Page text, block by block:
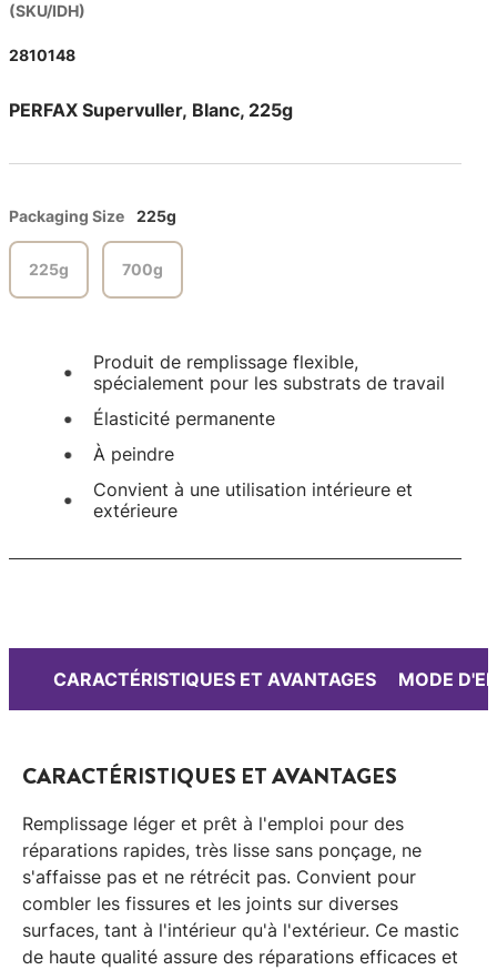
(SKU/IDH)
2810148
PERFAX Supervuller, Blanc, 225g
Packaging Size 225g
225g 700g
Produit de remplissage flexible,
spécialement pour les substrats de travail
Élasticité permanente
À peindre
Convient à une utilisation intérieure et
extérieure
CARACTÉRISTIQUES ET AVANTAGES MODE
CARACTÉRISTIQUES ET AVANTAGES
Remplissage léger et prêt à l'emploi pour des
réparations rapides, très lisse sans ponçage, ne
s'affaisse pas et ne rétrécit pas. Convient pour
combler les fissures et les joints sur diverses
surfaces, tant à l'intérieur qu'à l'extérieur. Ce mastic
de haute qualité assure des réparations efficaces et